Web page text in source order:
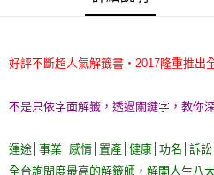
好評不斷超人氣解籤書‧2017隆重推出
不是只依字面解籤，透過關鍵字，教你
運途│事業│感情│置產│健康│功名│訴
全台詢問度最高的解籤師，解開人生八